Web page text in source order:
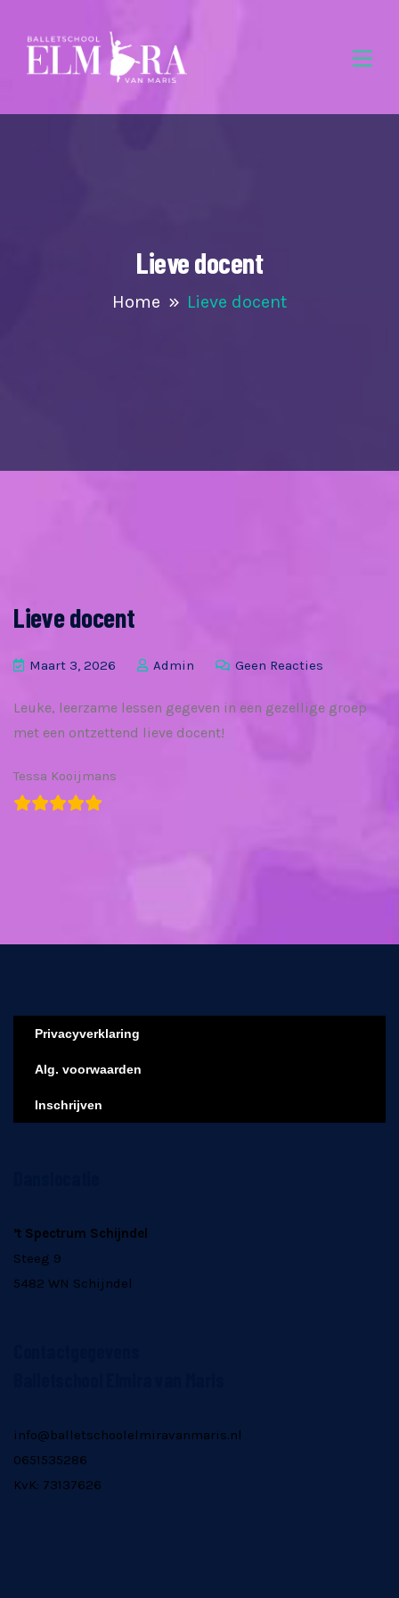
Lieve docent
Home Lieve docent
Lieve docent
Maart 3, 2026 Admin Geen Reacties
Leuke, leerzame lessen gegeven in een gezellige groep
met een ontzettend lieve docent!
Tessa Kooijmans
Privacyverklaring
Alg. voorwaarden
Inschrijven
’t Spectrum Schijndel
Steeg 9
5482 WN Schijndel
info@balletschoolelmiravanmaris.nl
0651535286
KvK: 73137626